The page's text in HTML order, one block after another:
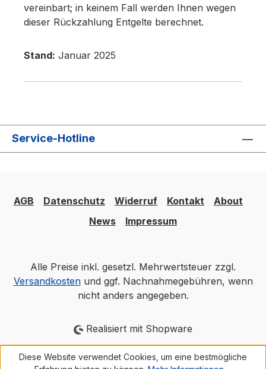
vereinbart; in keinem Fall werden Ihnen wegen
dieser Rückzahlung Entgelte berechnet.
Stand: Januar 2025
Service-Hotline
AGB Datenschutz Widerruf Kontakt
About
News
Impressum
Alle Preise inkl. gesetzl. Mehrwertsteuer zzgl.
Versandkostenund ggf. Nachnahmegebühren, wenn
nicht anders angegeben.
Realisiert mit Shopware
Diese Website verwendet Cookies, um eine bestmögliche